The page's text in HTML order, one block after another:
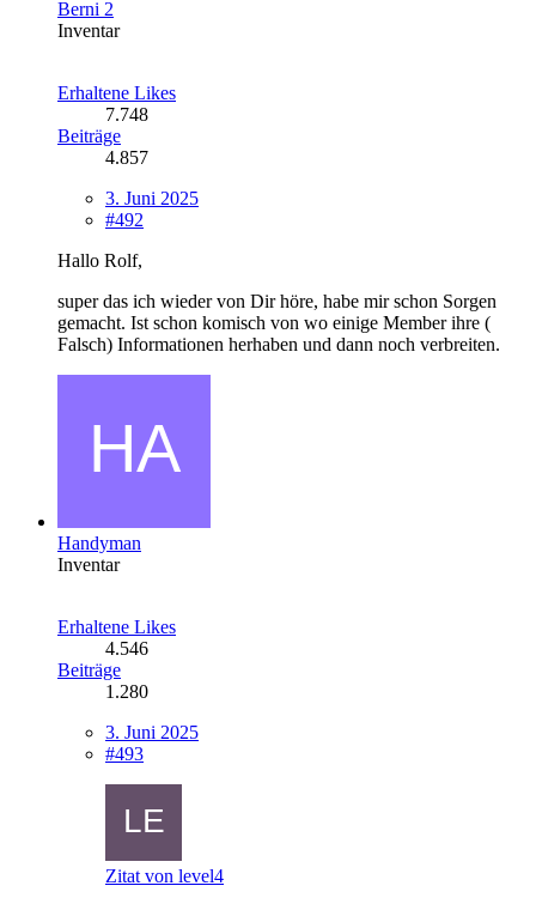
Berni 2
Inventar
Erhaltene Likes
7.748
Beiträge
4.857
3. Juni 2025
#492
Hallo Rolf,
super das ich wieder von Dir höre, habe mir schon Sorgen
gemacht. Ist schon komisch von wo einige Member ihre (
Falsch) Informationen herhaben und dann noch verbreiten.
Handyman
Inventar
Erhaltene Likes
4.546
Beiträge
1.280
3. Juni 2025
#493
Zitat von level4